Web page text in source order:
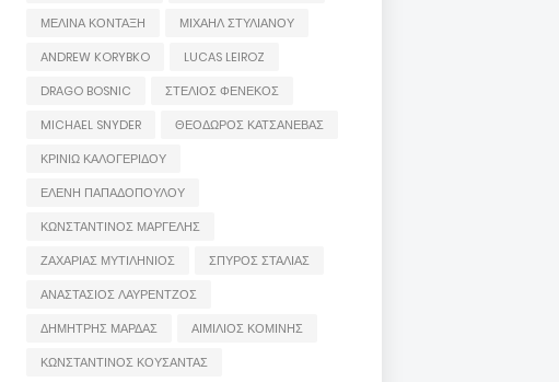
ΜΕΛΙΝΑ ΚΟΝΤΑΞΗ
ΜΙΧΑΗΛ ΣΤΥΛΙΑΝΟΥ
ANDREW KORYBKO
LUCAS LEIROZ
DRAGO BOSNIC
ΣΤΕΛΙΟΣ ΦΕΝΕΚΟΣ
MICHAEL SNYDER
ΘΕΟΔΩΡΟΣ ΚΑΤΣΑΝΕΒΑΣ
ΚΡΙΝΙΩ ΚΑΛΟΓΕΡΙΔΟΥ
ΕΛΕΝΗ ΠΑΠΑΔΟΠΟΥΛΟΥ
ΚΩΝΣΤΑΝΤΙΝΟΣ ΜΑΡΓΕΛΗΣ
ΖΑΧΑΡΙΑΣ ΜΥΤΙΛΗΝΙΟΣ
ΣΠΥΡΟΣ ΣΤΑΛΙΑΣ
ΑΝΑΣΤΑΣΙΟΣ ΛΑΥΡΕΝΤΖΟΣ
ΔΗΜΗΤΡΗΣ ΜΑΡΔΑΣ
ΑΙΜΙΛΙΟΣ ΚΟΜΙΝΗΣ
ΚΩΝΣΤΑΝΤΙΝΟΣ ΚΟΥΣΑΝΤΑΣ